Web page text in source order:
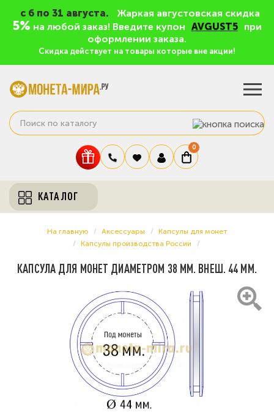
c 6 по 31 августа. Жаркая августовская скидка
5% на любой заказ! Введите купон AVGUST5
при
оформлении заказа.
Скидка действует на товары которые вне акции!
0
КАТАЛОГ
На главную Аксессуары
Капсулы для монет
Капсулы производства России
КАПСУЛА ДЛЯ МОНЕТ ДИАМЕТРОМ 38 ММ. ВНЕШ. 44 ММ.